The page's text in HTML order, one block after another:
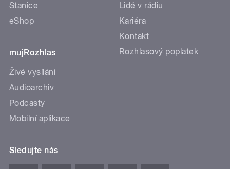
Stanice
eShop
mujRozhlas
Živé vysílání
Audioarchiv
Podcasty
Mobilní aplikace
Lidé v rádiu
Kariéra
Kontakt
Rozhlasový poplatek
Sledujte nás